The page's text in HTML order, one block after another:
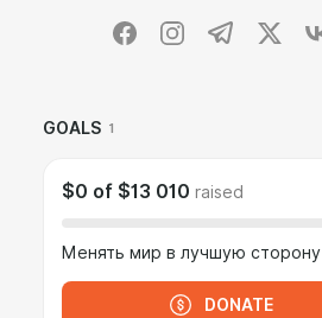
GOALS 1
$0 of $13 010 raised
Менять мир в лучшую сторону
DONATE